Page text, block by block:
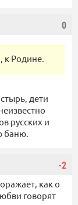
0
к Родине.
дети
русских и
баню.
-2
как о
говорят